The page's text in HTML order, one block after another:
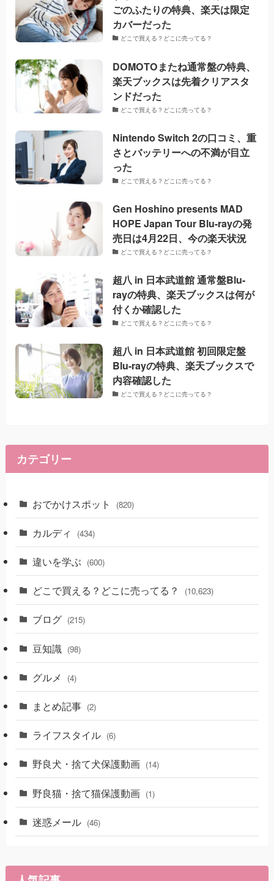
ごのふたりの特典、楽天は限定
カバーだった
どこで買える？どこに売ってる？
DOMOTOまたね通常盤の特典、
楽天ブックスは先着クリアスタ
ンドだった
どこで買える？どこに売ってる？
Nintendo Switch 2の口コミ、重
さとバッテリーへの不満が目立
った
どこで買える？どこに売ってる？
Gen Hoshino presents MAD
HOPE Japan Tour Blu-rayの発
売日は4月22日、今の楽天状況
どこで買える？どこに売ってる？
超八 in 日本武道館 通常盤Blu-
rayの特典、楽天ブックスは何が
付くか確認した
どこで買える？どこに売ってる？
超八 in 日本武道館 初回限定盤
Blu-rayの特典、楽天ブックスで
内容確認した
どこで買える？どこに売ってる？
カテゴリー
おでかけスポット (820)
カルディ (434)
違いを学ぶ (600)
どこで買える？どこに売ってる？ (10,623)
ブログ (215)
豆知識 (98)
グルメ (4)
まとめ記事 (2)
ライフスタイル (6)
野良犬・捨て犬保護動画 (14)
野良猫・捨て猫保護動画 (1)
迷惑メール (46)